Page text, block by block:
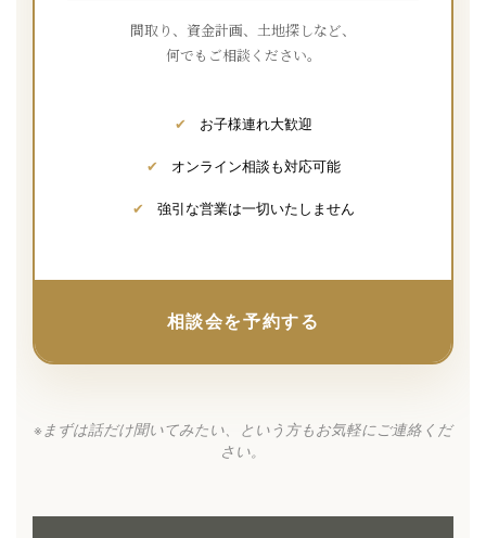
間取り、資金計画、土地探しなど、
何でもご相談ください。
✔ お子様連れ大歓迎
✔ オンライン相談も対応可能
✔ 強引な営業は一切いたしません
相談会を予約する
※まずは話だけ聞いてみたい、という方もお気軽にご連絡くだ
さい。